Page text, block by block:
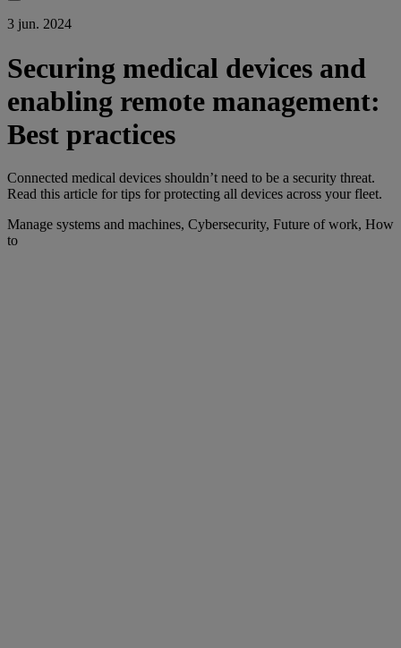
3 jun. 2024
Securing medical devices and
enabling remote management:
Best practices
Connected medical devices shouldn’t need to be a security threat.
Read this article for tips for protecting all devices across your fleet.
Manage systems and machines, Cybersecurity, Future of work, How
to